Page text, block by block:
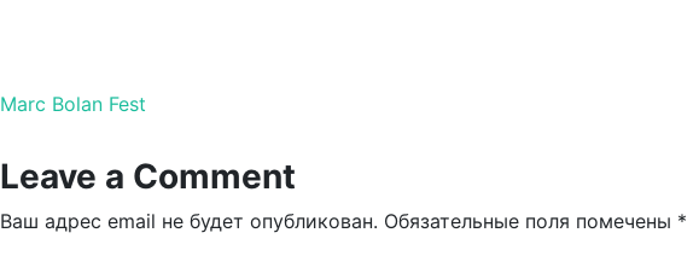
Навигация по записям
Marc Bolan Fest
Leave a Comment
Ваш адрес email не будет опубликован. Обязательные поля помечены *